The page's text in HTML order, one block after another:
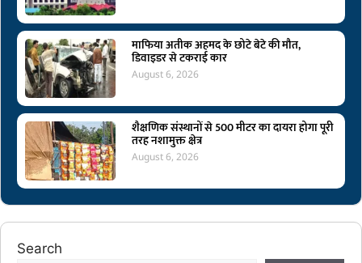
माफिया अतीक अहमद के छोटे बेटे की मौत,
डिवाइडर से टकराई कार
August 6, 2026
शैक्षणिक संस्थानों से 500 मीटर का दायरा होगा पूरी
तरह नशामुक्त क्षेत्र
August 6, 2026
Search